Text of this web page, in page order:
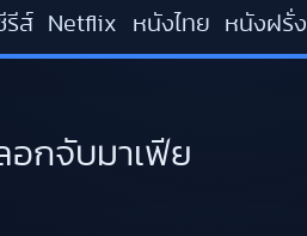
รีส์ Netflix หนังไทย หนังฝรั่ง
อกจับมาเฟีย